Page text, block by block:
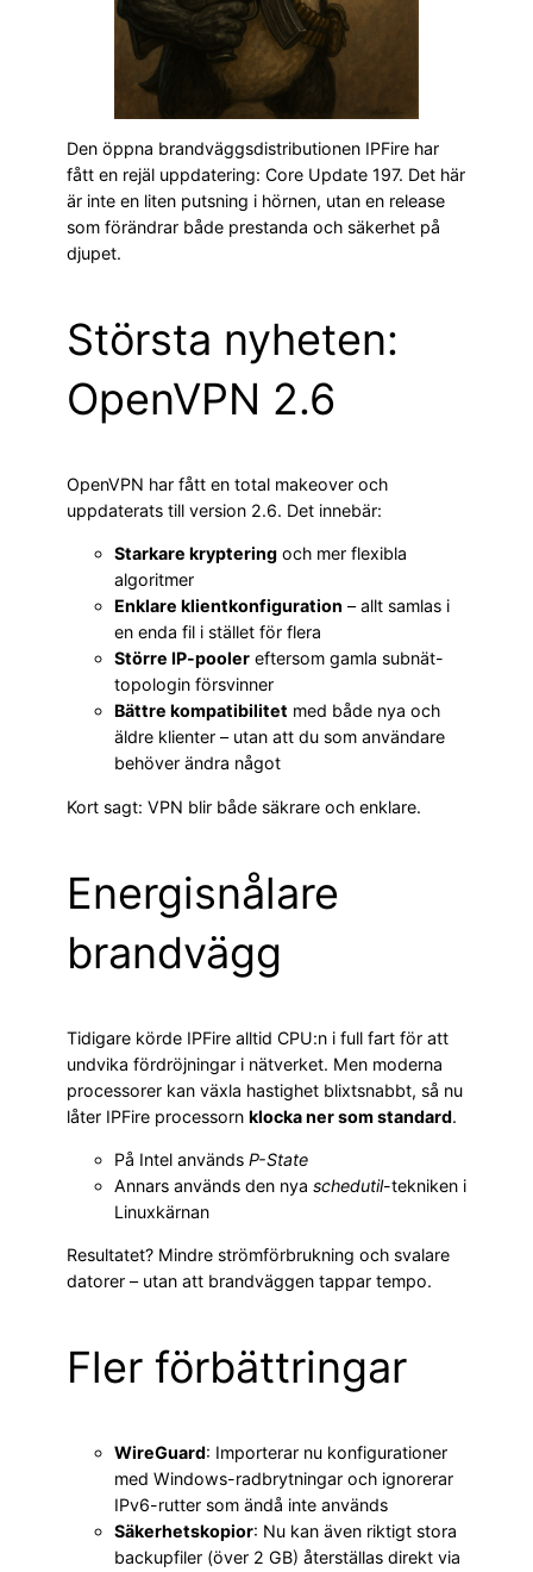
Den öppna brandväggsdistributionen IPFire har
fått en rejäl uppdatering: Core Update 197. Det här
är inte en liten putsning i hörnen, utan en release
som förändrar både prestanda och säkerhet på
djupet.
Största nyheten:
OpenVPN 2.6
OpenVPN har fått en total makeover och
uppdaterats till version 2.6. Det innebär:
Starkare kryptering och mer flexibla
algoritmer
Enklare klientkonfiguration – allt samlas i
en enda fil i stället för flera
Större IP-pooler eftersom gamla subnät-
topologin försvinner
Bättre kompatibilitet med både nya och
äldre klienter – utan att du som användare
behöver ändra något
Kort sagt: VPN blir både säkrare och enklare.
Energisnålare
brandvägg
Tidigare körde IPFire alltid CPU:n i full fart för att
undvika fördröjningar i nätverket. Men moderna
processorer kan växla hastighet blixtsnabbt, så nu
låter IPFire processorn klocka ner som standard.
På Intel används P-State
Annars används den nya schedutil-tekniken i
Linuxkärnan
Resultatet? Mindre strömförbrukning och svalare
datorer – utan att brandväggen tappar tempo.
Fler förbättringar
WireGuard: Importerar nu konfigurationer
med Windows-radbrytningar och ignorerar
IPv6-rutter som ändå inte används
Säkerhetskopior: Nu kan även riktigt stora
backupfiler (över 2 GB) återställas direkt via